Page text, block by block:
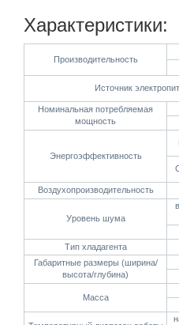
Характеристики:
Производительность
Источник
Номинальная потребляемая
мощность
Энергоэффективность
Воздухопроизводительность
Уровень шума
Тип хладагента
Габаритные размеры (ширина/
высота/глубина)
Масса